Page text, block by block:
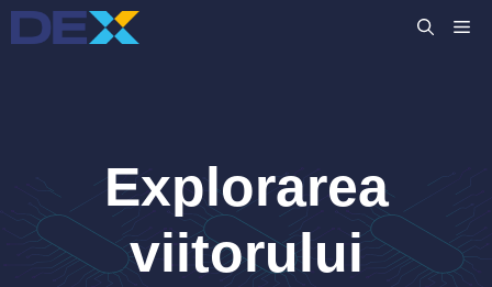
Sari
la
Explorarea
viitorului